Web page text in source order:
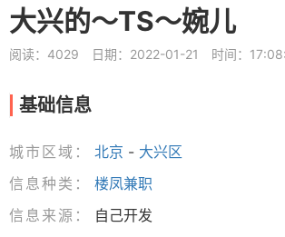
大兴的～TS～婉儿
阅读：4029 日期：2022-01-21 时间：
基础信息
城市区域： 北京 - 大兴区
信息种类：
楼凤兼职
信息来源：
自己开发